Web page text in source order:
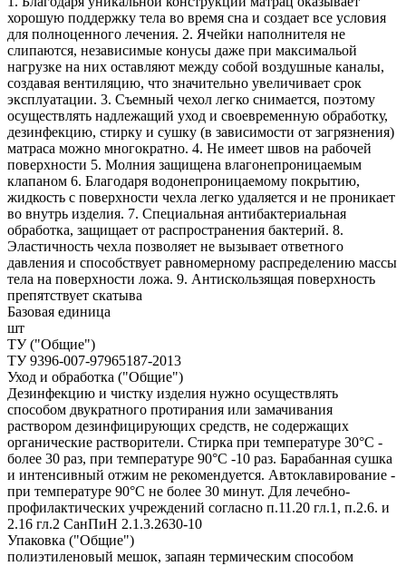
хорошую поддержку тела во время сна и создает все условия
для полноценного лечения. 2. Ячейки наполнителя не
слипаются, независимые конусы даже при максимальой
нагрузке на них оставляют между собой воздушные каналы,
создавая вентиляцию, что значительно увеличивает срок
эксплуатации. 3. Съемный чехол легко снимается, поэтому
осуществлять надлежащий уход и своевременную обработку,
дезинфекцию, стирку и сушку (в зависимости от загрязнения)
матраса можно многократно. 4. Не имеет швов на рабочей
поверхности 5. Молния защищена влагонепроницаемым
клапаном 6. Благодаря водонепроницаемому покрытию,
жидкость с поверхности чехла легко удаляется и не проникает
во внутрь изделия. 7. Специальная антибактериальная
обработка, защищает от распространения бактерий. 8.
Эластичность чехла позволяет не вызывает ответного
давления и способствует равномерному распределению массы
тела на поверхности ложа. 9. Антискользящая поверхность
препятствует скатыва
Базовая единица
шт
ТУ ("Общие")
ТУ 9396-007-97965187-2013
Уход и обработка ("Общие")
Дезинфекцию и чистку изделия нужно осуществлять
способом двукратного протирания или замачивания
раствором дезинфицирующих средств, не содержащих
органические растворители. Стирка при температуре 30°С -
более 30 раз, при температуре 90°С -10 раз. Барабанная сушка
и интенсивный отжим не рекомендуется. Автоклавирование -
при температуре 90°С не более 30 минут. Для лечебно-
профилактических учреждений согласно п.11.20 гл.1, п.2.6. и
2.16 гл.2 СанПиН 2.1.3.2630-10
Упаковка ("Общие")
полиэтиленовый мешок, запаян термическим способом